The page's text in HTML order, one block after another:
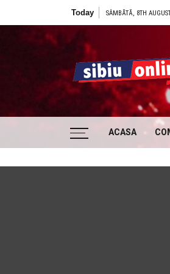
Today SÂMBĂTĂ, 8TH
… locatii si evenimente
ACASA